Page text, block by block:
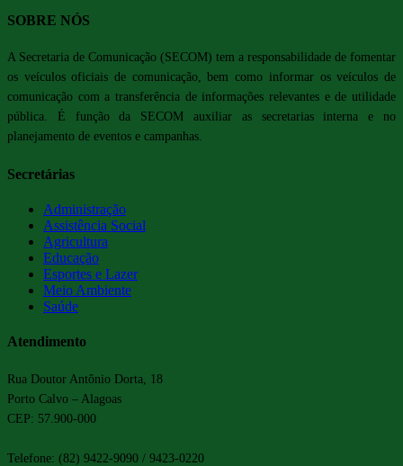
SOBRE NÓS
A Secretaria de Comunicação (SECOM) tem a responsabilidade de fomentar
os veículos oficiais de comunicação, bem como informar os veículos de
comunicação com a transferência de informações relevantes e de utilidade
pública. É função da SECOM auxiliar as secretarias interna e no
planejamento de eventos e campanhas.
Secretárias
Administração
Assistência Social
Agricultura
Educação
Esportes e Lazer
Meio Ambiente
Saúde
Atendimento
Rua Doutor Antônio Dorta, 18
Porto Calvo – Alagoas
CEP: 57.900-000
Telefone: (82) 9422-9090 / 9423-0220